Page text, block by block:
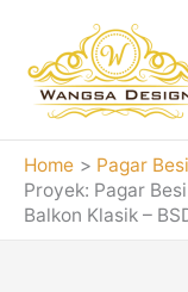
content
Home
Pagar
Proyek: Pagar
Balkon Klasik –